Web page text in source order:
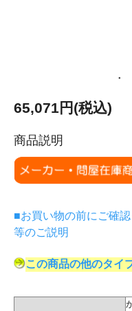
65,071円(税込)
商品説明
■お買い物の前にご確
等のご説明
この商品の他のタイ